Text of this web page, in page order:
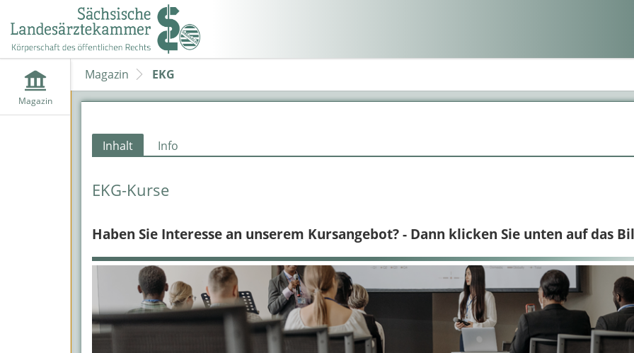
Magazin
EKG
Magazin
Inhalt Info
EKG-Kurse
Haben Sie Interesse an unserem Kursangebot? - Dann klicken Sie unten auf das